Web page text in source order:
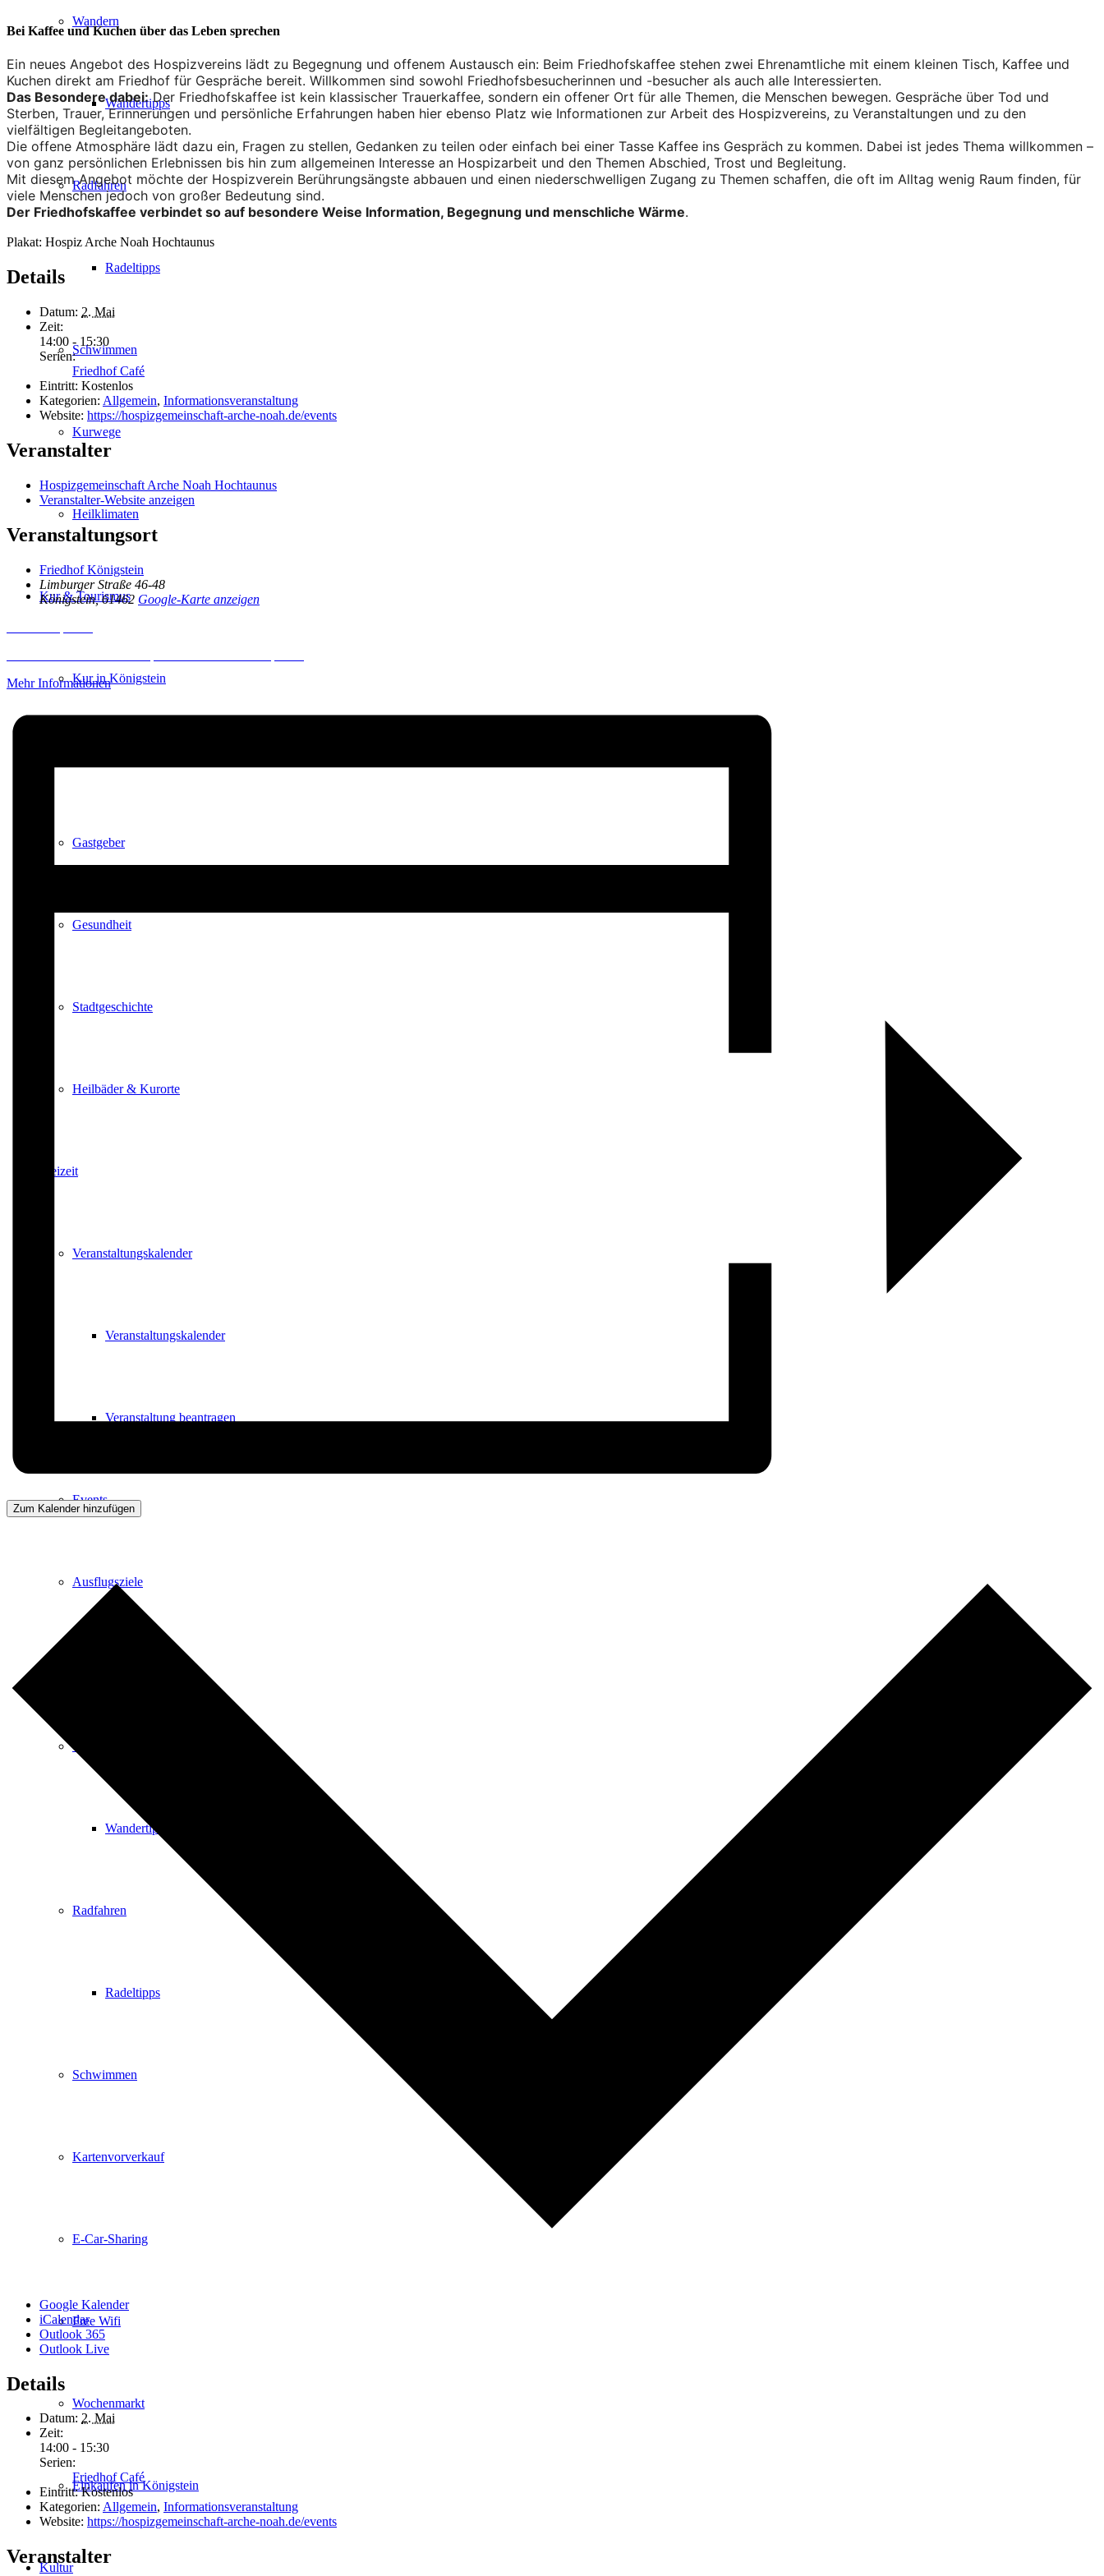
Wandern
Wandertipps
Radfahren
Radeltipps
Schwimmen
Kurwege
Heilklimaten
Kur & Tourismus
Kur in Königstein
Gastgeber
Gesundheit
Stadtgeschichte
Heilbäder & Kurorte
Freizeit
Veranstaltungskalender
Veranstaltungskalender
Veranstaltung beantragen
Events
Ausflugsziele
Wandern
Wandertipps
Radfahren
Radeltipps
Schwimmen
Kartenvorverkauf
E-Car-Sharing
Free Wifi
Wochenmarkt
Einkaufen in Königstein
Kultur
Bei Kaffee und Kuchen über das Leben sprechen
Ein neues Angebot des Hospizvereins lädt zu Begegnung und offenem Austausch ein: Beim Friedhofskaffee stehen zwei Ehrenamtliche mit einem kleinen Tisch, Kaffee und
Kuchen direkt am Friedhof für Gespräche bereit. Willkommen sind sowohl Friedhofsbesucherinnen und -besucher als auch alle Interessierten.
Das Besondere dabei:Der Friedhofskaffee ist kein klassischer Trauerkaffee, sondern ein offener Ort für alle Themen, die Menschen bewegen. Gespräche über Tod und
Sterben, Trauer, Erinnerungen und persönliche Erfahrungen haben hier ebenso Platz wie Informationen zur Arbeit des Hospizvereins, zu Veranstaltungen und zu den
vielfältigen Begleitangeboten.
Die offene Atmosphäre lädt dazu ein, Fragen zu stellen, Gedanken zu teilen oder einfach bei einer Tasse Kaffee ins Gespräch zu kommen. Dabei ist jedes Thema willkommen –
von ganz persönlichen Erlebnissen bis hin zum allgemeinen Interesse an Hospizarbeit und den Themen Abschied, Trost und Begleitung.
Mit diesem Angebot möchte der Hospizverein Berührungsängste abbauen und einen niederschwelligen Zugang zu Themen schaffen, die oft im Alltag wenig Raum finden, für
viele Menschen jedoch von großer Bedeutung sind.
Der Friedhofskaffee verbindet so auf besondere Weise Information, Begegnung und menschliche Wärme.
Plakat: Hospiz Arche Noah Hochtaunus
Details
Datum: 2. Mai
Zeit:
14:00 - 15:30
Serien:
Friedhof Café
Eintritt: Kostenlos
Kategorien: Allgemein, Informationsveranstaltung
Website: https://hospizgemeinschaft-arche-noah.de/events
Veranstalter
Hospizgemeinschaft Arche Noah Hochtaunus
Veranstalter-Website anzeigen
Veranstaltungsort
Friedhof Königstein
Limburger Straße 46-48
Königstein, 61462 Google-Karte anzeigen
Mehr Informationen
Zum Kalender hinzufügen
Google Kalender
iCalendar
Outlook 365
Outlook Live
Details
Datum: 2. Mai
Zeit:
14:00 - 15:30
Serien:
Friedhof Café
Eintritt: Kostenlos
Kategorien: Allgemein, Informationsveranstaltung
Website: https://hospizgemeinschaft-arche-noah.de/events
Veranstalter